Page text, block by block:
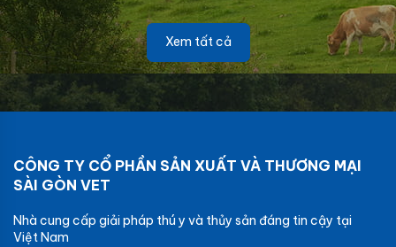
Xem tất cả
CÔNG TY CỔ PHẦN SẢN XUẤT VÀ THƯƠNG MẠI
SÀI GÒN VET
Nhà cung cấp giải pháp thú y và thủy sản đáng tin cậy tại
Việt Nam